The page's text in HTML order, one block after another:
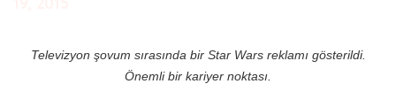
Televizyon şovum sırasında bir Star Wars reklamı gösterildi.
Önemli bir kariyer noktası.